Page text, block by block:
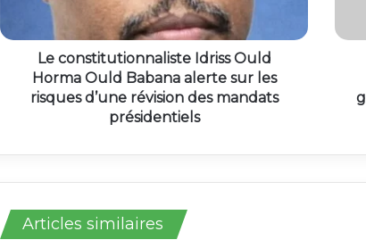
Le constitutionnaliste Idriss Ould
Horma Ould Babana alerte sur les
risques d’une révision des mandats
présidentiels
Articles similaires